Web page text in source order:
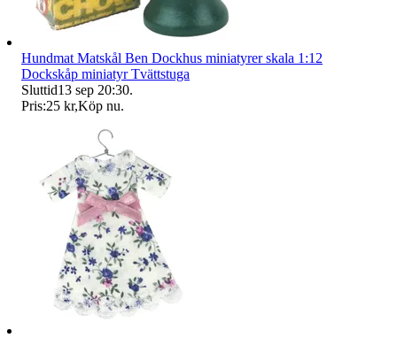
Hundmat Matskål Ben Dockhus miniatyrer skala 1:12
Dockskåp miniatyr Tvättstuga
Sluttid13 sep 20:30.
Pris:25 kr,Köp nu.